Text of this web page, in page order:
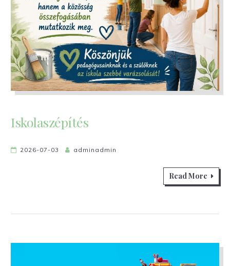
Iskolaszépítés
2026-07-03 adminadmin
Read More